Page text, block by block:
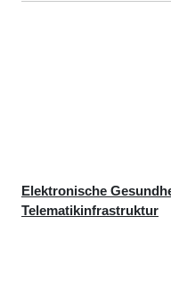
Elektronische
Telematikinfrastruktur